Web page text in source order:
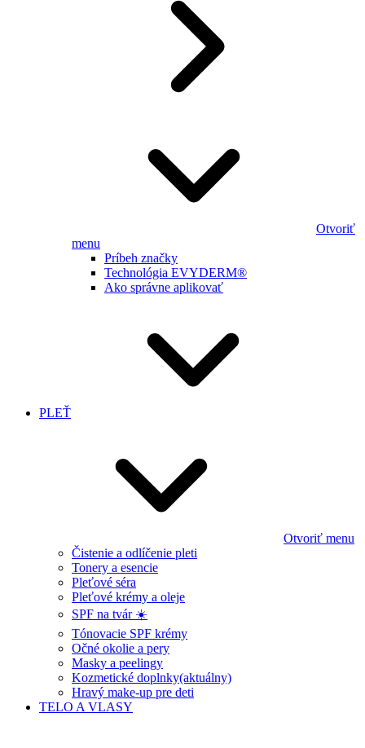
Otvoriť
menu
Príbeh značky
Technológia EVYDERM®
Ako správne aplikovať
PLEŤ
Otvoriť menu
Čistenie a odlíčenie pleti
Tonery a esencie
Pleťové séra
Pleťové krémy a oleje
SPF na tvár ☀️
Tónovacie SPF krémy
Očné okolie a pery
Masky a peelingy
Kozmetické doplnky(aktuálny)
Hravý make-up pre deti
TELO A VLASY